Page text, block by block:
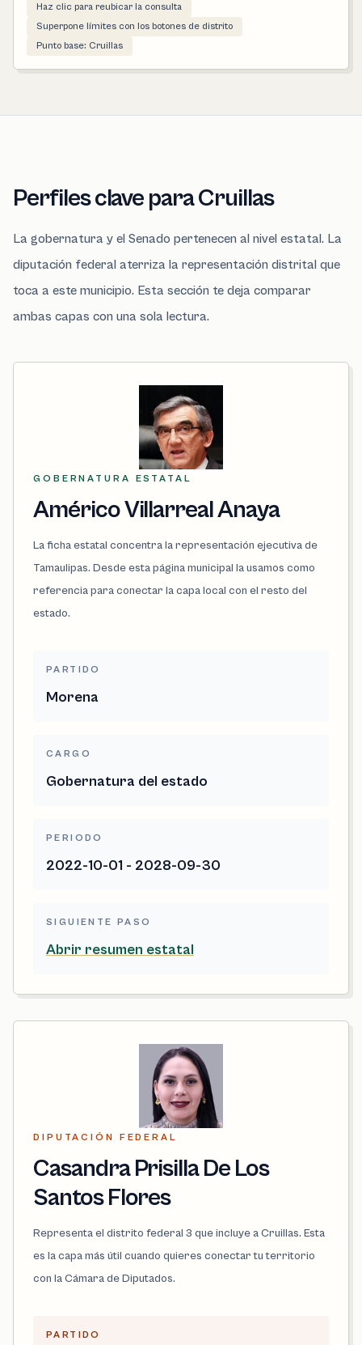
Haz clic para reubicar la consulta
Superpone límites con los botones de distrito
Punto base: Cruillas
Perfiles clave para Cruillas
La gobernatura y el Senado pertenecen al nivel estatal. La
diputación federal aterriza la representación distrital que
toca a este municipio. Esta sección te deja comparar
ambas capas con una sola lectura.
GOBERNATURA ESTATAL
Américo Villarreal Anaya
La ficha estatal concentra la representación ejecutiva de
Tamaulipas. Desde esta página municipal la usamos como
referencia para conectar la capa local con el resto del
estado.
PARTIDO
Morena
CARGO
Gobernatura del estado
PERIODO
2022-10-01 - 2028-09-30
SIGUIENTE PASO
Abrir resumen estatal
DIPUTACIÓN FEDERAL
Casandra Prisilla De Los
Santos Flores
Representa el distrito federal 3 que incluye a Cruillas. Esta
es la capa más útil cuando quieres conectar tu territorio
con la Cámara de Diputados.
PARTIDO